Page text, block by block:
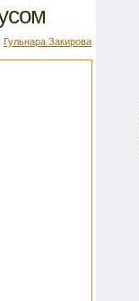
Гульнара Закирова